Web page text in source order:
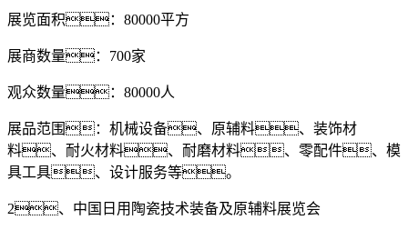
展览面积：80000平方
展商数量：700家
观众数量：80000人
展品范围：机械设备、原辅料、装饰材
料、耐火材料、耐磨材料、零配件、模
具工具、设计服务等。
2、中国日用陶瓷技术装备及原辅料展览会